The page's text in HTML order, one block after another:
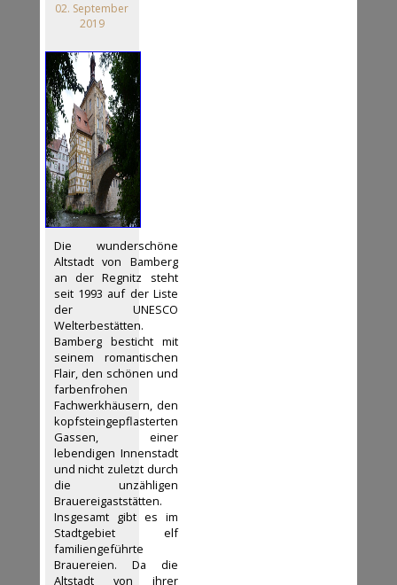
02. September
2019
Die wunderschöne
Altstadt von Bamberg
an der Regnitz steht
seit 1993 auf der Liste
der UNESCO
Welterbestätten.
Bamberg besticht mit
seinem romantischen
Flair, den schönen und
farbenfrohen
Fachwerkhäusern, den
kopfsteingepflasterten
Gassen, einer
lebendigen Innenstadt
und nicht zuletzt durch
die unzähligen
Brauereigaststätten.
Insgesamt gibt es im
Stadtgebiet elf
familiengeführte
Brauereien. Da die
Altstadt von ihrer